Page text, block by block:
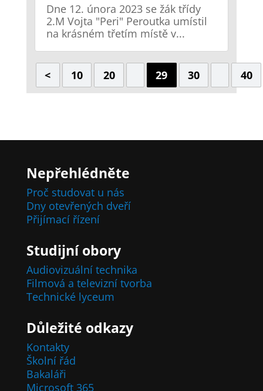
Dne 12. února 2023 se žák třídy
2.M Vojta "Peri" Peroutka umístil
na krásném třetím místě v...
< 10 20 29 30 40
Nepřehlédněte
Proč studovat u nás
Dny otevřených dveří
Přijímací řízení
Studijní obory
Audiovizuální technika
Filmová a televizní tvorba
Technické lyceum
Důležité odkazy
Kontakty
Školní řád
Bakaláři
Microsoft 365